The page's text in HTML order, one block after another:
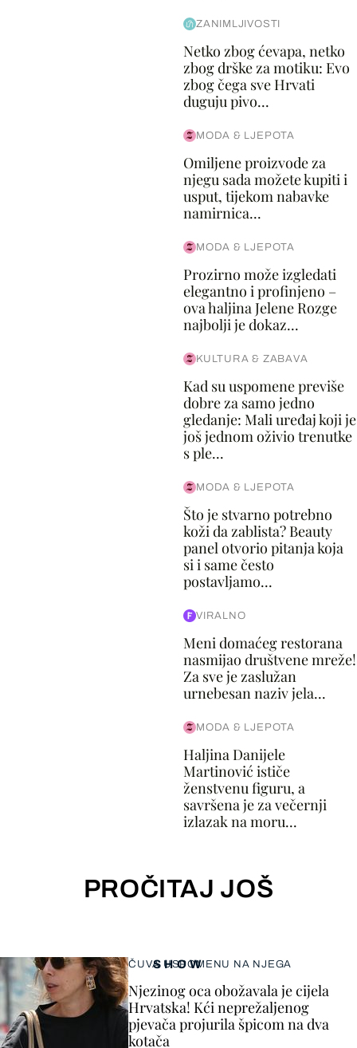
ZANIMLJIVOSTI
Netko zbog ćevapa, netko
zbog drške za motiku: Evo
zbog čega sve Hrvati
duguju pivo...
MODA & LJEPOTA
Omiljene proizvode za
njegu sada možete kupiti i
usput, tijekom nabavke
namirnica...
MODA & LJEPOTA
Prozirno može izgledati
elegantno i profinjeno –
ova haljina Jelene Rozge
najbolji je dokaz...
KULTURA & ZABAVA
Kad su uspomene previše
dobre za samo jedno
gledanje: Mali uređaj koji je
još jednom oživio trenutke
s ple...
MODA & LJEPOTA
Što je stvarno potrebno
koži da zablista? Beauty
panel otvorio pitanja koja
si i same često
postavljamo...
VIRALNO
Meni domaćeg restorana
nasmijao društvene mreže!
Za sve je zaslužan
urnebesan naziv jela...
MODA & LJEPOTA
Haljina Danijele
Martinović ističe
ženstvenu figuru, a
savršena je za večernji
izlazak na moru...
PROČITAJ JOŠ
SHOW
ČUVA USPOMENU NA NJEGA
Njezinog oca obožavala je cijela
Hrvatska! Kći neprežaljenog
pjevača projurila špicom na dva
kotača